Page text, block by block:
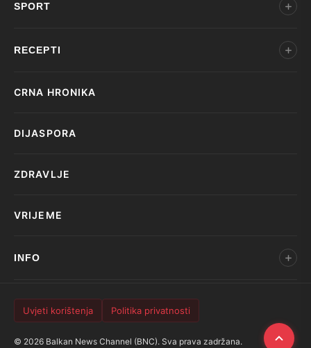
SPORT
RECEPTI
CRNA HRONIKA
DIJASPORA
ZDRAVLJE
VRIJEME
INFO
Uvjeti korištenja Politika privatnosti
© 2026 Balkan News Channel (BNC). Sva prava zadržana.